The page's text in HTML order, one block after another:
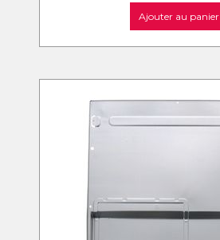
Ajouter au panier